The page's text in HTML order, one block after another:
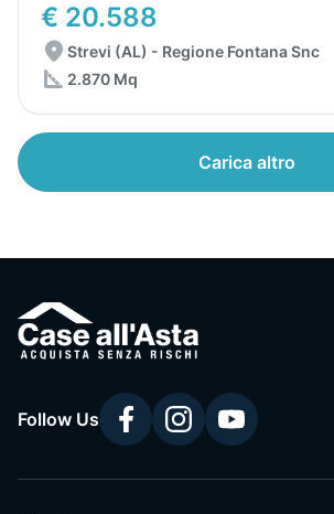
€ 20.588
Strevi (AL) - Regione Fontana Snc
2.870 Mq
Carica altro
Follow Us